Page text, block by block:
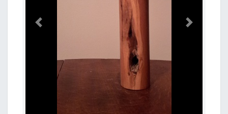
Précedent Suivant